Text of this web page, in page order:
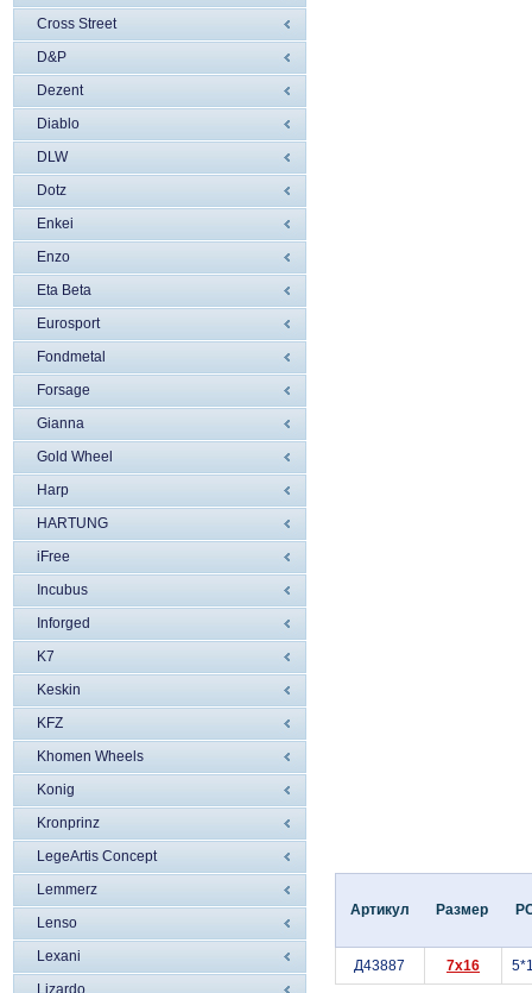
Cross Street
D&P
Dezent
Diablo
DLW
Dotz
Enkei
Enzo
Eta Beta
Eurosport
Fondmetal
Forsage
Gianna
Gold Wheel
Harp
HARTUNG
iFree
Incubus
Inforged
K7
Keskin
KFZ
Khomen Wheels
Konig
Kronprinz
LegeArtis Concept
Lemmerz
Lenso
Lexani
Lizardo
Артикул Размер
Д43887 7x16